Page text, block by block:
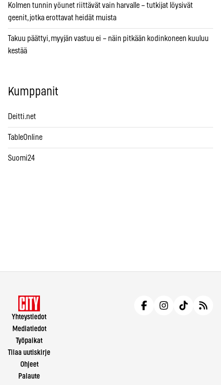
Kolmen tunnin yöunet riittävät vain harvalle – tutkijat löysivät
geenit, jotka erottavat heidät muista
Takuu päättyi, myyjän vastuu ei – näin pitkään kodinkoneen kuuluu
kestää
Kumppanit
Deitti.net
TableOnline
Suomi24
Yhteystiedot
Mediatiedot
Työpaikat
Tilaa uutiskirje
Ohjeet
Palaute